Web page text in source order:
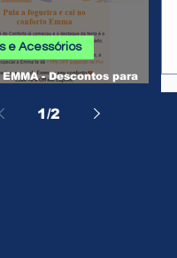
EMMA - Descontos para
e Acessórios
1/2